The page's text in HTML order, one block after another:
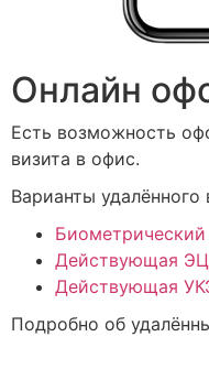
Онлайн
Есть возможность
визита в офис.
Варианты удалённого
Биометрический
Действующая
Действующая
Подробно об